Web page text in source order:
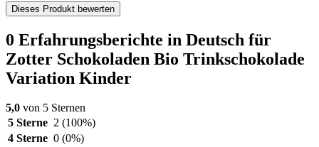
Dieses Produkt bewerten
0 Erfahrungsberichte in Deutsch für
Zotter Schokoladen Bio Trinkschokolade
Variation Kinder
5,0 von 5 Sternen
5 Sterne 2 (100%)
4 Sterne 0 (0%)